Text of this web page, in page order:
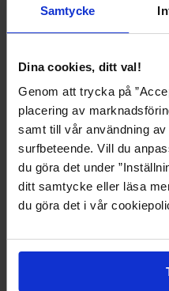
Samtycke
Dina cookies, ditt val!
Genom att trycka på
placering av
samt till vår användning
surfbeteende. Vill du
du göra det under
ditt samtycke eller läsa
du göra det i vår
og ECOVERO™ er varemerker fra
Skjørt fra Y.A.S.
- Strikket kvalitet.
- Høy midje med strikk.
- Lengde fra midtryggen: 89 cm i
- LENZING™ ECOVERO™
kommer fra sertifiserte og
er blitt sertifiserte med EU
og ECOVERO™ er varemerker fra
Produktdetaljer